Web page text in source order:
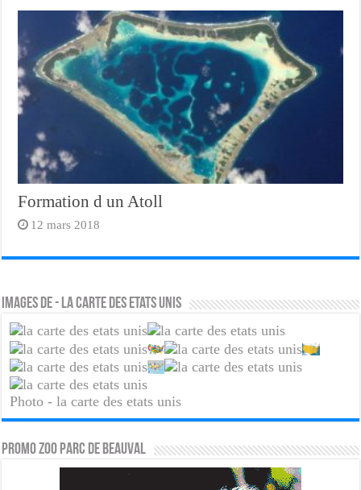
Formation d un Atoll
12 mars 2018
Images de - la carte des etats unis
Photo - la carte des etats unis
PROMO ZOO PARC DE BEAUVAL